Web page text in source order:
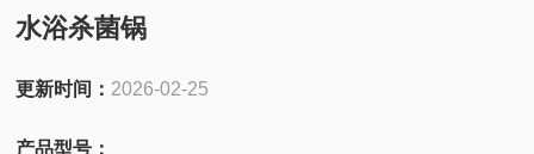
水浴杀菌锅
更新时间： 2026-02-25
产品型号：